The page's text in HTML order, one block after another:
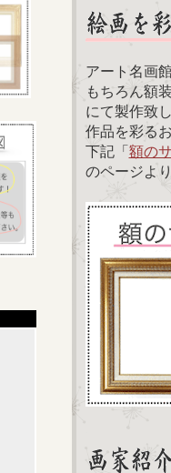
アート名画
もちろん額
にて製作致
作品を彩る
下記「額の
のページよ